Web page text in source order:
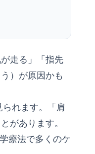
走る」「指先
）が原因かも
れます。「肩
があります。
療法で多くのケ